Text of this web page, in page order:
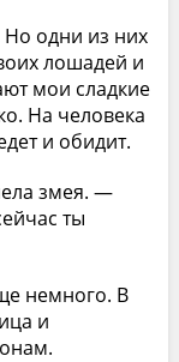
одни из них
лошадей и
мои сладкие
На человека
и обидит.
змея. —
ты
немного. В
и